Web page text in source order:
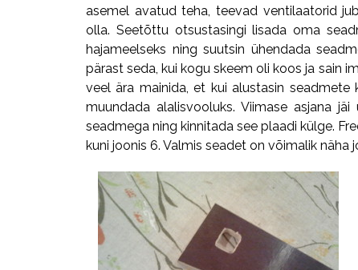
asemel avatud teha, teevad ventilaatorid
olla. Seetõttu otsustasingi lisada oma
hajameelseks ning suutsin ühendada
pärast seda, kui kogu skeem oli koos ja sain
veel ära mainida, et kui alustasin
muundada alalisvooluks. Viimase asjana
seadmega ning kinnitada see plaadi külge.
kuni joonis 6. Valmis seadet on võimalik näha